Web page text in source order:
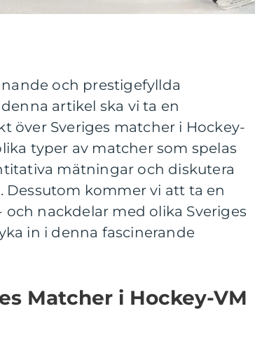
och prestigefyllda
artikel ska vi ta en
över Sveriges matcher i Hockey-
typer av matcher som spelas
mätningar och diskutera
kommer vi att ta en
nackdelar med olika Sveriges
in i denna fascinerande
Matcher i Hockey-VM